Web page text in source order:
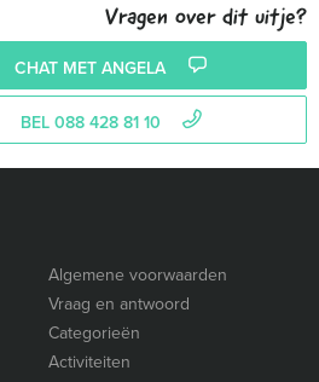
Vragen over dit uitje?
CHAT MET ANGELA
BEL 088 428 81 10
Algemene voorwaarden
Vraag en antwoord
Categorieën
Activiteiten